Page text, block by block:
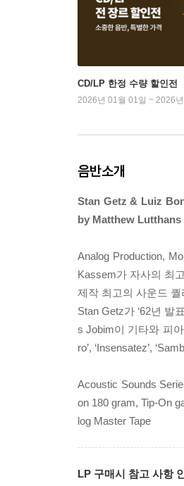
CD/LP 한정 수량 할인전
2026년 01월 01일 ~ 2026
음반소개
Stan Getz & Luiz
by Matthew
Analog Production,
Kassem가 자사의 최
제작 최고의 사운드
Stan Getz가 ‘62년 발
s Jobim이 기타와 피
ro’, ‘Insensatez’,
Acoustic Sounds
on 180 gram, Tip-On
log Master Tape
LP 구매시 참고 사항